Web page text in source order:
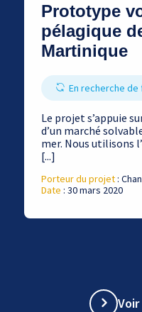
Prototype
pélagique
Martinique
En recherche
Le projet s’appuie
d’un marché
mer. Nous utilisons
[...]
Porteur du projet:
Date : 30 mars 2020